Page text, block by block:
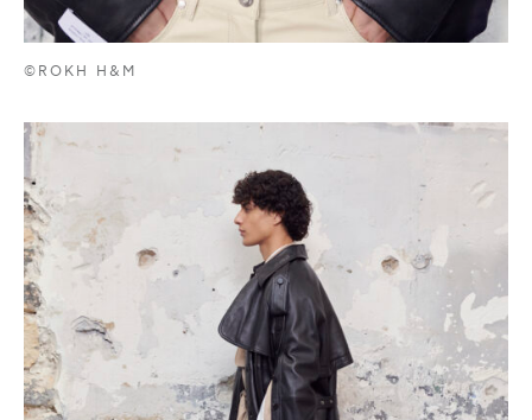
©ROKH H&M